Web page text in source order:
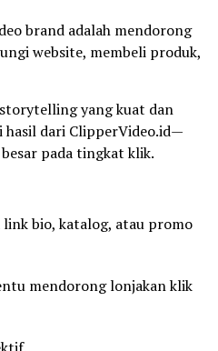
brand adalah mendorong
website, membeli produk,
yang kuat dan
dari ClipperVideo.id—
pada tingkat klik.
bio, katalog, atau promo
mendorong lonjakan klik